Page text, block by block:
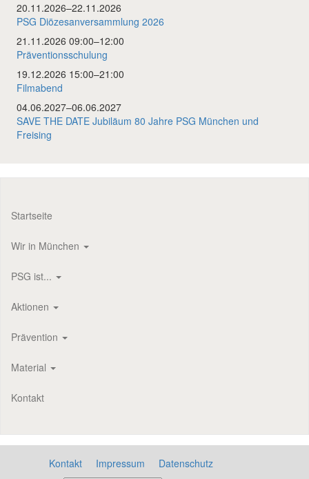
20.11.2026–22.11.2026
PSG Diözesanversammlung 2026
21.11.2026 09:00–12:00
Präventionsschulung
19.12.2026 15:00–21:00
Filmabend
04.06.2027–06.06.2027
SAVE THE DATE Jubiläum 80 Jahre PSG München und
Freising
Startseite
Wir in München
PSG ist...
Aktionen
Prävention
Material
Kontakt
Kontakt Impressum Datenschutz